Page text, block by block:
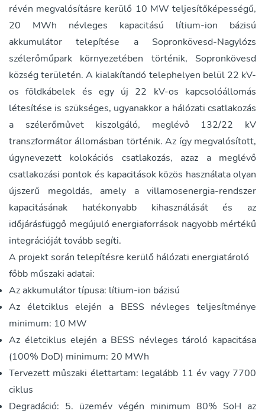
révén megvalósításre kerülő 10 MW teljesítőképességű,
20 MWh névleges kapacitású lítium-ion bázisú
akkumulátor telepítése a Sopronkövesd-Nagylózs
szélerőműpark környezetében történik, Sopronkövesd
község területén. A kialakítandó telephelyen belül 22 kV-
os földkábelek és egy új 22 kV-os kapcsolóállomás
létesítése is szükséges, ugyanakkor a hálózati csatlakozás
a szélerőművet kiszolgáló, meglévő 132/22 kV
transzformátor állomásban történik. Az így megvalósított,
úgynevezett kolokációs csatlakozás, azaz a meglévő
csatlakozási pontok és kapacitások közös használata olyan
újszerű megoldás, amely a villamosenergia-rendszer
kapacitásának hatékonyabb kihasználását és az
időjárásfüggő megújuló energiaforrások nagyobb mértékű
integrációját tovább segíti.
A projekt során telepítésre kerülő hálózati energiatároló
főbb műszaki adatai:
Az akkumulátor típusa: lítium-ion bázisú
Az életciklus elején a BESS névleges teljesítménye
minimum: 10 MW
Az életciklus elején a BESS névleges tároló kapacitása
(100% DoD) minimum: 20 MWh
Tervezett műszaki élettartam: legalább 11 év vagy 7700
ciklus
Degradáció: 5. üzemév végén minimum 80% SoH az